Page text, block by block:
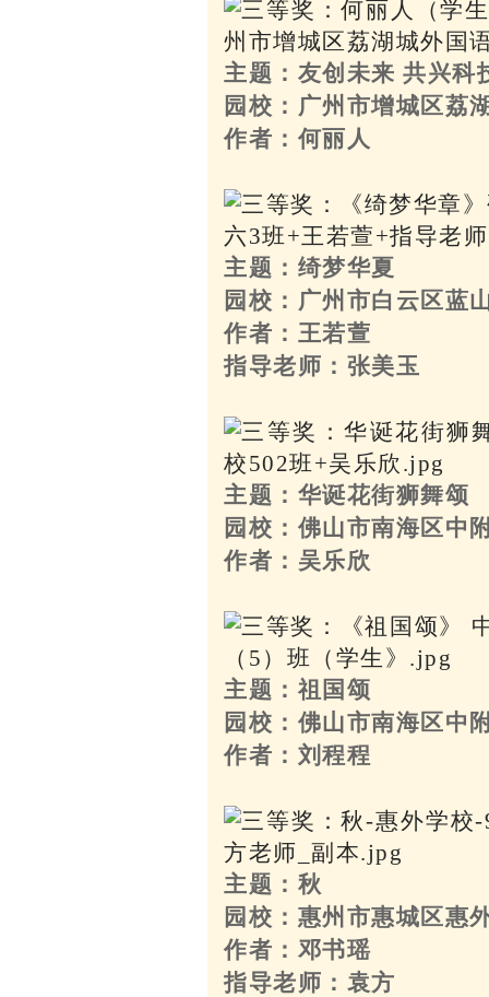
主题：友创未来 共兴科
园校：广州市增城区荔
作者：何丽人
主题：绮梦华夏
园校：广州市白云区蓝
作者：王若萱
指导老师：张美玉
主题：华诞花街狮舞颂
园校：佛山市南海区中
作者：吴乐欣
主题：祖国颂
园校：佛山市南海区中
作者：刘程程
主题：秋
园校：惠州市惠城区惠
作者：邓书瑶
指导老师：袁方